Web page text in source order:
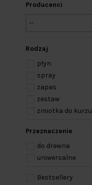
Producenci
Rodzaj
płyn
spray
zapas
zestaw
zmiotka do kurzu
Przeznaczenie
do drewna
uniwersalne
Bestsellery